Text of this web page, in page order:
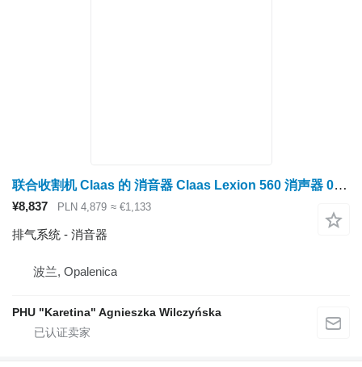
联合收割机 Claas 的 消音器 Claas Lexion 560 消声器 0007439551（发动机 c6.6、c10、c13；排气系统
¥8,837 PLN 4,879 ≈ €1,133
排气系统 - 消音器
波兰, Opalenica
PHU "Karetina" Agnieszka Wilczyńska